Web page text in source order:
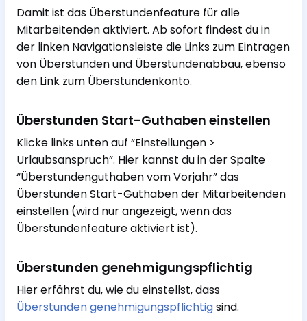
Damit ist das Überstundenfeature für alle
Mitarbeitenden aktiviert. Ab sofort findest du in
der linken Navigationsleiste die Links zum Eintragen
von Überstunden und Überstundenabbau, ebenso
den Link zum Überstundenkonto.
Überstunden Start-Guthaben einstellen
Klicke links unten auf “Einstellungen >
Urlaubsanspruch”. Hier kannst du in der Spalte
“Überstundenguthaben vom Vorjahr” das
Überstunden Start-Guthaben der Mitarbeitenden
einstellen (wird nur angezeigt, wenn das
Überstundenfeature aktiviert ist).
Überstunden genehmigungspflichtig
Hier erfährst du, wie du einstellst, dass
Überstunden genehmigungspflichtigsind.